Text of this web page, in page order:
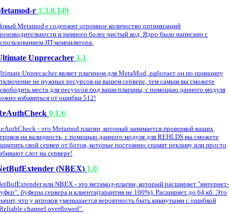
r 1.3.0.149
Metamod-r содержит огромное количество оптимизаций
и намного более чистый код. Ядро было написано с
JIT-компилятора.
Unprecacher 1.1
Unprecacher являет плагином для MetaMod, работает он по принципу
не нужных ресурсов на вашем сервере, тем самым вы сможете
места для ресурсов под ваши плагины, с помощью данного модуля
избавиться от ошибки 512!
0.1.6
- это Metamod плагин, который занимается проверкой ваших
на валидность, с помощью данного модуля для REHLDS вы сможете
свой сервер от ботов, которые постоянно спамят рекламу или просто
слот на сервере!
(NBEX) 1.0
или NBEX - это метамод-плагин, который расширяет "интернет-
буферы сервера и клиента(гарантия не 100%). Расширяет до 64 кб. Это
что у игроков уменьшается вероятность быть кикнутыми с ошибкой
channel overflowed".